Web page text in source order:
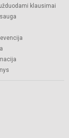
klausimai